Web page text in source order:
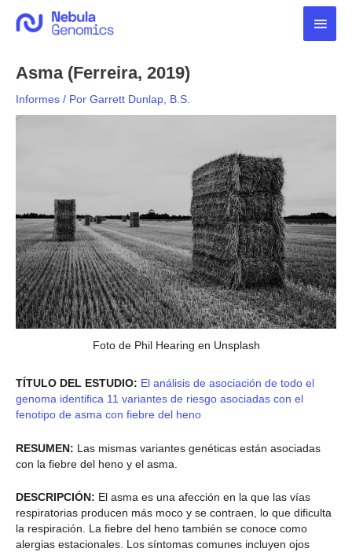
Asma (Ferreira, 2019)
Informes / Por Garrett Dunlap, B.S.
Foto de Phil Hearing en Unsplash
TÍTULO DEL ESTUDIO: El análisis de asociación de todo el
genoma identifica 11 variantes de riesgo asociadas con el
fenotipo de asma con fiebre del heno
RESUMEN: Las mismas variantes genéticas están asociadas
con la fiebre del heno y el asma.
DESCRIPCIÓN: El asma es una afección en la que las vías
respiratorias producen más moco y se contraen, lo que dificulta
la respiración. La fiebre del heno también se conoce como
alergias estacionales. Los síntomas comunes incluyen ojos